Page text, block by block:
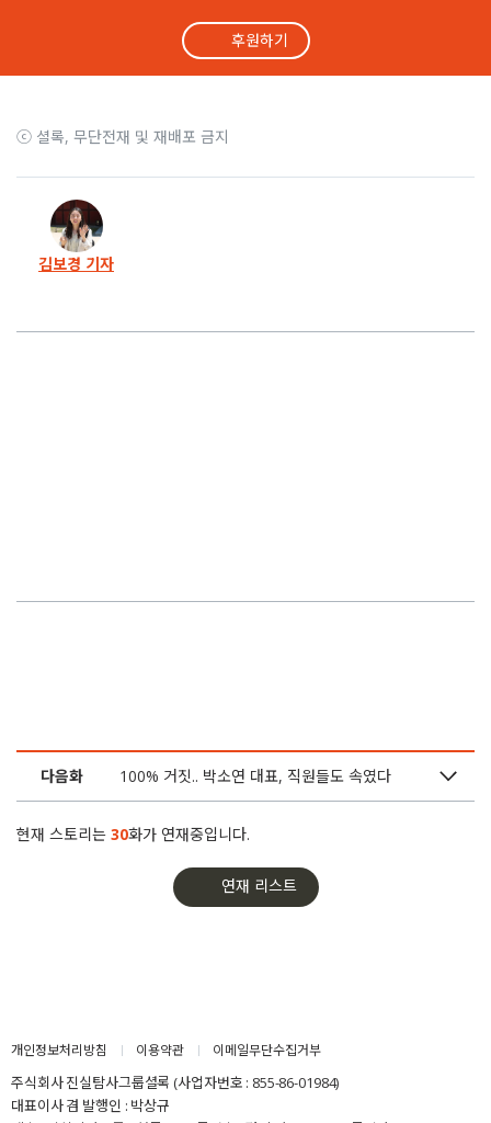
박소연의 ‘복수혈전’.. 결국 권익위가 나섰다
16화 박소연, 후원금 수천만원 개인 종신보험에 사용
15화 자격 상실 ‘케어’ 이사진이 공익신고자 저격
14화 칼 빼든 박소연, <케어> 직원 6명 구조조정
6화 박소연의 거짓말, 제보자의 양심선언
1화 “박소연 지시로 개, 고양이 230마리 죽였다”
후원하기
ⓒ 셜록, 무단전재 및 재배포 금지
김보경 기자
다음화 100% 거짓.. 박소연 대표, 직원들도 속였다
현재 스토리는 30화가 연재중입니다.
연재 리스트
개인정보처리방침 이용약관 이메일무단수집거부
주식회사 진실탐사그룹셜록 (사업자번호 : 855-86-01984)
대표이사 겸 발행인 : 박상규